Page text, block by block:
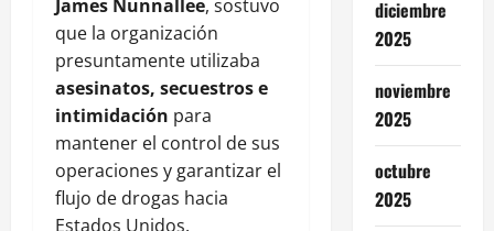
James Nunnallee, sostuvo
que la organización
presuntamente utilizaba
asesinatos, secuestros e
intimidación para
mantener el control de sus
operaciones y garantizar el
flujo de drogas hacia
Estados Unidos.
diciembre
2025
noviembre
2025
octubre
2025